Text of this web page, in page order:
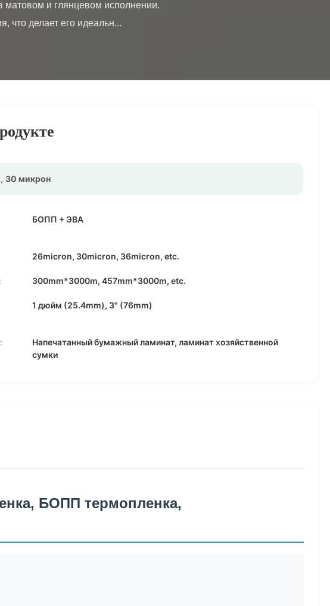
матовом и глянцевом исполнении.
что делает его идеальн...
, 30 микрон
БОПП + ЭВА
26micron, 30micron, 36micron, etc.
300mm*3000m, 457mm*3000m, etc.
1 дюйм (25.4mm), 3" (76mm)
Напечатанный бумажный ламинат, ламинат хозяйственной
сумки
БОПП термопленка,